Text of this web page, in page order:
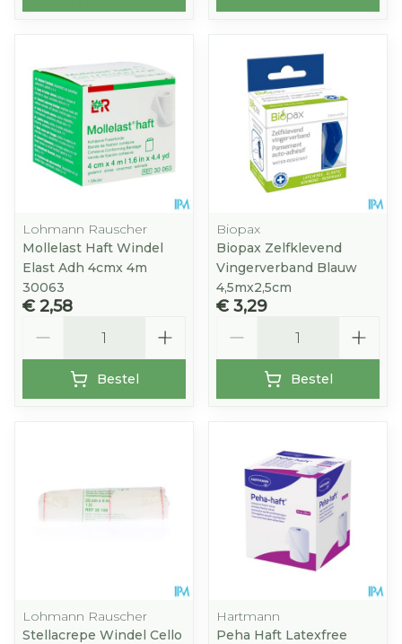
Lohmann Rauscher
Mollelast Haft Windel
Elast Adh 4cmx 4m
30063
€ 2,58
Bestel
Biopax
Biopax Zelfklevend
Vingerverband Blauw
4,5mx2,5cm
€ 3,29
Bestel
Lohmann Rauscher
Stellacrepe Windel Cello
Hartmann
Peha Haft Latexfree